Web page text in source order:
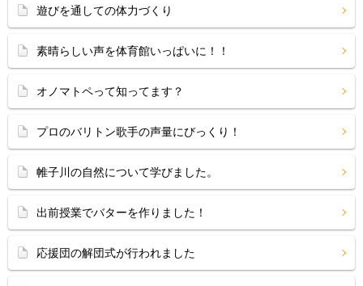
遊びを通しての体力づくり
素晴らしい声を体育館いっぱいに！！
オノマトペって知ってます？
プロのバリトン歌手の声量にびっくり！
帷子川の自然について学びました。
出前授業でバターを作りました！
応援団の解団式が行われました